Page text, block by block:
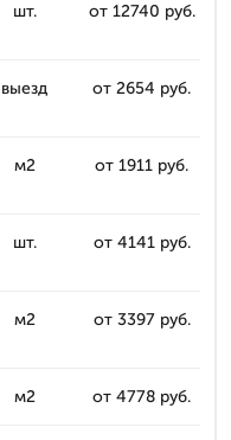
шт. от 12740 руб.
выезд от 2654 руб.
м2 от 1911 руб.
шт. от 4141 руб.
м2 от 3397 руб.
м2 от 4778 руб.